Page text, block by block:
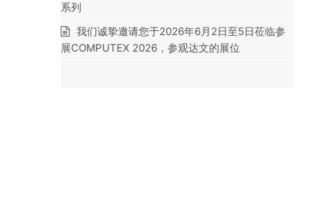
系列
我们诚挚邀请您于2026年6月2日至5日莅临参
展COMPUTEX 2026，参观达文的展位